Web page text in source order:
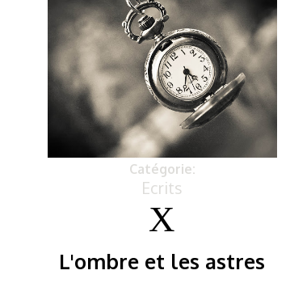
Catégorie:
Ecrits
L'ombre et les astres